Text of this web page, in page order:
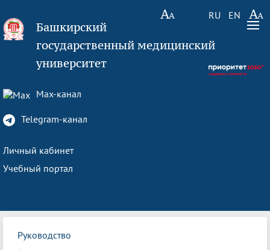
RU EN
Башкирский
государственный медицинский
университет
Max-канал
Telegram-канал
Личный кабинет
Учебный портал
Руководство